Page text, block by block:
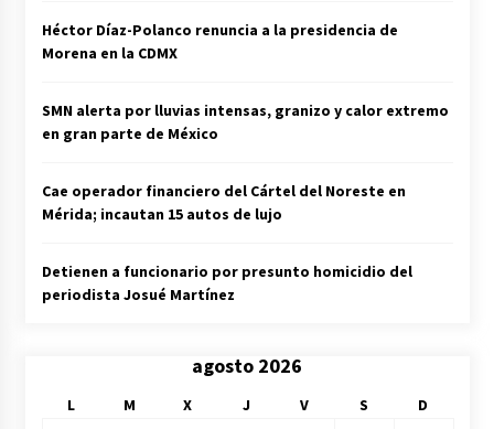
Héctor Díaz-Polanco renuncia a la presidencia de
Morena en la CDMX
SMN alerta por lluvias intensas, granizo y calor extremo
en gran parte de México
Cae operador financiero del Cártel del Noreste en
Mérida; incautan 15 autos de lujo
Detienen a funcionario por presunto homicidio del
periodista Josué Martínez
agosto 2026
L M X J V S
D